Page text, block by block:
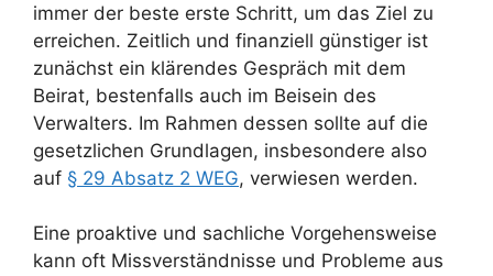
immer der beste erste Schritt, um das Ziel zu
erreichen. Zeitlich und finanziell günstiger ist
zunächst ein klärendes Gespräch mit dem
Beirat, bestenfalls auch im Beisein des
Verwalters. Im Rahmen dessen sollte auf die
gesetzlichen Grundlagen, insbesondere also
auf § 29 Absatz 2 WEG, verwiesen werden.
Eine proaktive und sachliche Vorgehensweise
kann oft Missverständnisse und Probleme aus